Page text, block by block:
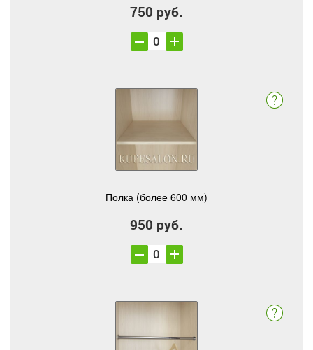
750 руб.
Полка (более 600 мм)
950 руб.